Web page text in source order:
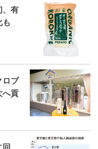
有
ロブ
貢